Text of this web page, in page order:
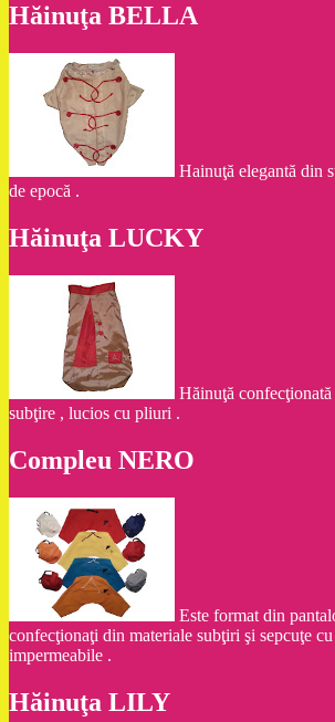
Hăinuţa BELLA
Hainuţă elegantă din
de epocă .
Hăinuţa LUCKY
Hăinuţă
subţire , lucios cu pliuri .
Compleu NERO
Este format din
confecţionaţi din materiale subţiri şi sepcuţe
impermeabile .
Hăinuţa LILY